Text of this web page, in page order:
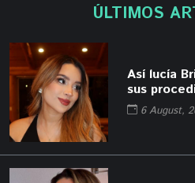
ÚLTIMOS
Así lucía
sus
6 August,